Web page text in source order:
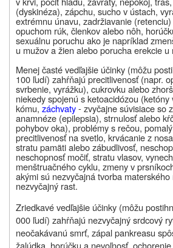
(dyskinéza), zápchu, sucho v ústach,
extrémnu únavu, zadržiavanie
opuchom rúk, členkov alebo nôh,
sexuálnu poruchu ako je napríklad
u mužov a žien alebo porucha erekcie u
Menej časté vedľajšie účinky (môžu
100 ľudí) zahŕňajú precitlivenosť (napr.
svrbenie, vyrážku), cukrovku alebo
niekedy spojenú s ketoacidózou
kómu,záchvaty- zvyčajne súvisiace so
anamnéze (epilepsia), strnulosť alebo
pohybov oka), problémy s rečou,
precitlivenosť na svetlo, krvácanie z
stratu pamäti alebo zábudlivosť,
neschopnosť močiť, stratu vlasov,
menštruačného cyklu, zmeny v
akými sú nezvyčajná tvorba
nezvyčajný rast.
Zriedkavé vedľajšie účinky (môžu
000 ľudí) zahŕňajú nezvyčajný srdcový
neočakávanú smrť, zápal pankreasu
žalúdka, horúčku a nevoľnosť,